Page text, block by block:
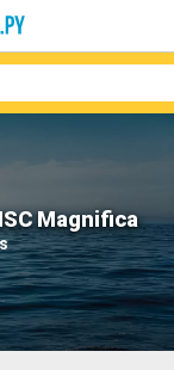
Magnifica
Compañías